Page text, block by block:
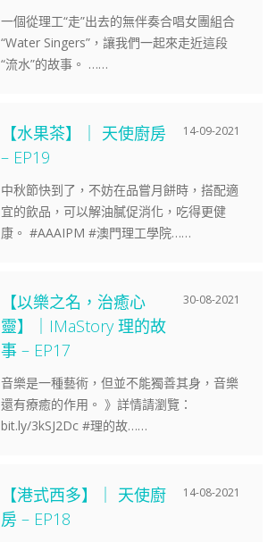
一個從理工“走”出去的無伴奏合唱女團組合
“Water Singers”，讓我們一起來走近這段
“流水”的故事。 ……
【水果茶】｜ 天使廚房
– EP19
14-09-2021
中秋節快到了，不妨在品嘗月餅時，搭配適
宜的飲品，可以解油膩促消化，吃得更健
康。 #AAAIPM #澳門理工學院……
【以樂之名，治癒心
靈】｜IMaStory 理的故
事 – EP17
30-08-2021
音樂是一種藝術，但並不能獨善其身，音樂
還有療癒的作用。 》詳情請瀏覽：
bit.ly/3kSJ2Dc #理的故……
【港式西多】｜ 天使廚
房 – EP18
14-08-2021